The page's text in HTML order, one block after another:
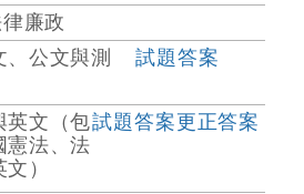
廉政
、公文與測
試題答案
英文（包
憲法、法
）
試題答案更正答案